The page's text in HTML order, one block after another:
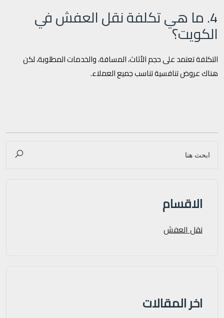
4. ما هي تكلفة نقل العفش في
الكويت؟
التكلفة تعتمد على حجم الأثاث، المسافة، والخدمات المطلوبة، لكن
هناك عروض تنافسية تناسب جميع العملاء.
الاقسام
نقل العفش
اخر المقالات